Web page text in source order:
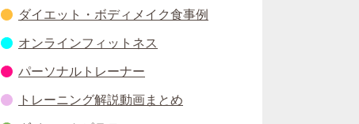
ダイエット・ボディメイク食事例
オンラインフィットネス
パーソナルトレーナー
トレーニング解説動画まとめ